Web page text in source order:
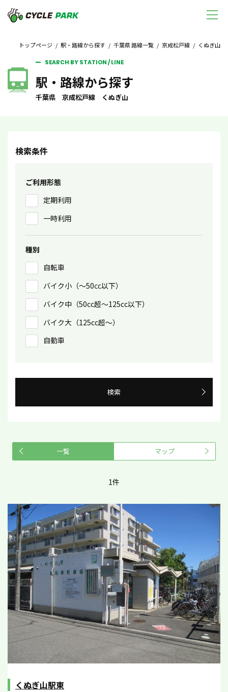
トップページ / 駅・路線から探す / 千葉県 路線一覧 / 京成松戸線 / くぬぎ山
SEARCH BY STATION / LINE
駅・路線から探す
千葉県 京成松戸線 くぬぎ山
検索条件
ご利用形態
定期利用
一時利用
種別
自転車
バイク小（〜50㏄以下）
バイク中（50cc超〜125cc以下）
バイク大（125cc超〜）
自動車
検索
一覧 マップ
1件
くぬぎ山駅東